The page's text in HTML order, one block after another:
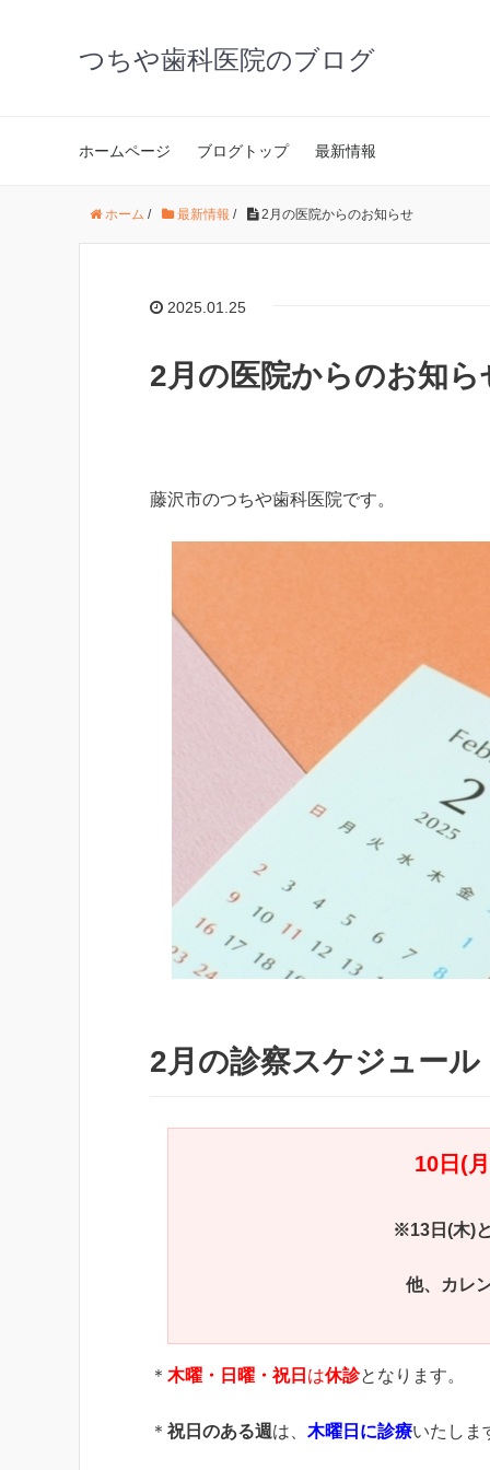
つちや歯科医院のブログ
ホームページ ブログトップ 最新情報
ホーム / 最新情報 / 2月の医院からのお知らせ
2025.01.25
2月の医院からのお知ら
藤沢市のつちや歯科医院です。
2月の診察スケジュール
10 日(
※13 日(木)
他、カレ
＊ 木曜・日曜・祝日 は休診となります。
＊ 祝日のある週 は、 木曜日に診療いたしま